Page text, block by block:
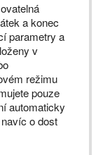
a konec
parametry a
v
režimu
pouze
automaticky
o dost